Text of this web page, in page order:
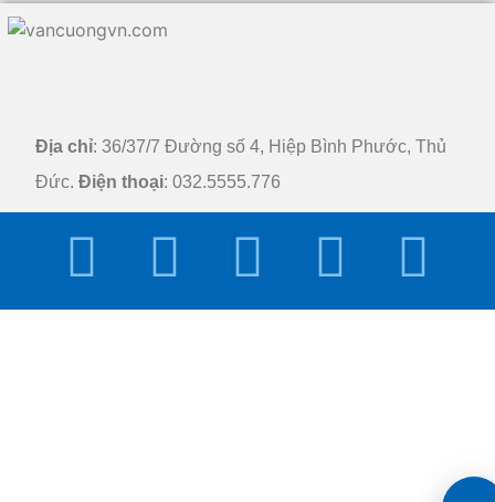
Địa chỉ: 36/37/7 Đường số 4, Hiệp Bình Phước, Thủ
Đức. Điện thoại: 032.5555.776